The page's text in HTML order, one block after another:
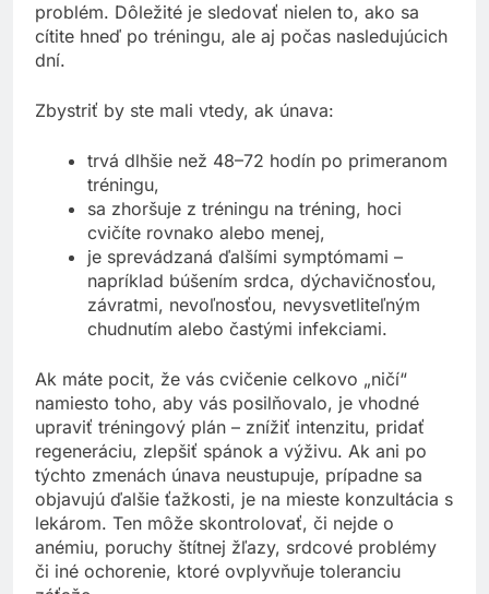
problém. Dôležité je sledovať nielen to, ako sa
cítite hneď po tréningu, ale aj počas nasledujúcich
dní.
Zbystriť by ste mali vtedy, ak únava:
trvá dlhšie než 48–72 hodín po primeranom
tréningu,
sa zhoršuje z tréningu na tréning, hoci
cvičíte rovnako alebo menej,
je sprevádzaná ďalšími symptómami –
napríklad búšením srdca, dýchavičnosťou,
závratmi, nevoľnosťou, nevysvetliteľným
chudnutím alebo častými infekciami.
Ak máte pocit, že vás cvičenie celkovo „ničí“
namiesto toho, aby vás posilňovalo, je vhodné
upraviť tréningový plán – znížiť intenzitu, pridať
regeneráciu, zlepšiť spánok a výživu. Ak ani po
týchto zmenách únava neustupuje, prípadne sa
objavujú ďalšie ťažkosti, je na mieste konzultácia s
lekárom. Ten môže skontrolovať, či nejde o
anémiu, poruchy štítnej žľazy, srdcové problémy
či iné ochorenie, ktoré ovplyvňuje toleranciu